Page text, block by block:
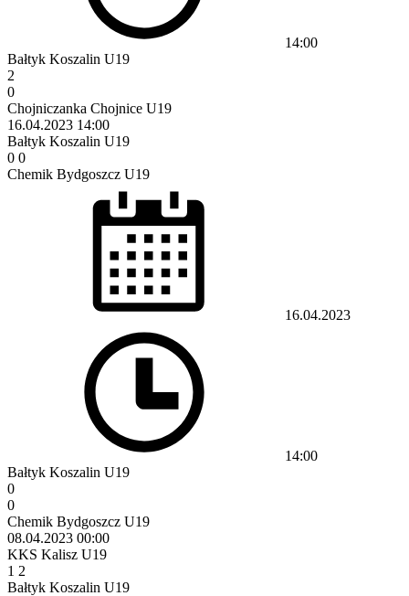
14:00
Bałtyk Koszalin U19
2
0
Chojniczanka Chojnice U19
16.04.2023 14:00
Bałtyk Koszalin U19
0 0
Chemik Bydgoszcz U19
16.04.2023
14:00
Bałtyk Koszalin U19
0
0
Chemik Bydgoszcz U19
08.04.2023 00:00
KKS Kalisz U19
1 2
Bałtyk Koszalin U19